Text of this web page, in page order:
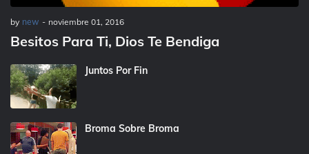
by new - noviembre 01, 2016
Besitos Para Ti, Dios Te Bendiga
Juntos Por Fin
Broma Sobre Broma